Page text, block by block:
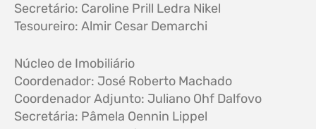
Secretário: Caroline Prill Ledra Nikel
Tesoureiro: Almir Cesar Demarchi
Núcleo de Imobiliário
Coordenador: José Roberto Machado
Coordenador Adjunto: Juliano Ohf Dalfovo
Secretária: Pâmela Oennin Lippel